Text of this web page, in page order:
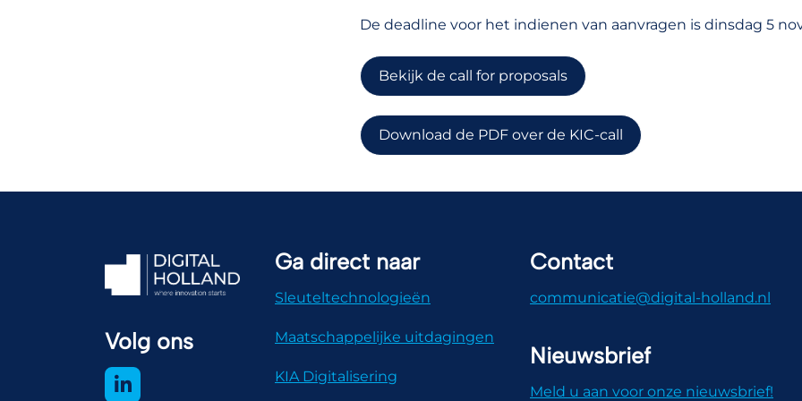
De deadline voor het indienen van aanvragen is dinsdag 5
Bekijk de call for proposals
Download de PDF over de KIC-call
Volg ons
Ga direct naar
Sleuteltechnologieën
Maatschappelijke uitdagingen
KIA Digitalisering
Contact
communicatie@digital-holland.nl
Nieuwsbrief
Meld u aan voor onze nieuwsbrief!